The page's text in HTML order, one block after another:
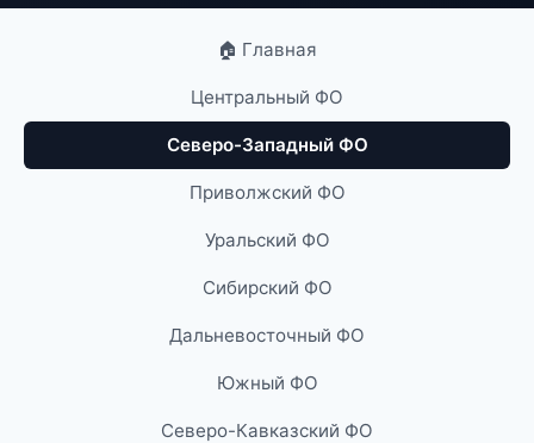
🏠 Главная
Центральный ФО
Северо-Западный ФО
Приволжский ФО
Уральский ФО
Сибирский ФО
Дальневосточный ФО
Южный ФО
Северо-Кавказский ФО